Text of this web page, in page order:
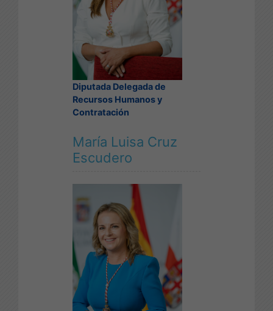
Diputada Delegada de
Recursos Humanos y
Contratación
María Luisa Cruz
Escudero